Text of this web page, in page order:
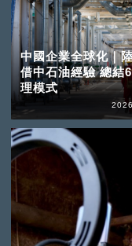
中國企業全球化｜
借中石油經驗 總結
理模式